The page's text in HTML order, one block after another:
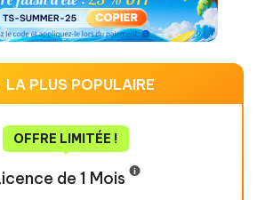
LA PLUS POPULAIRE
OFFRE LIMITÉE !
de 1 Mois